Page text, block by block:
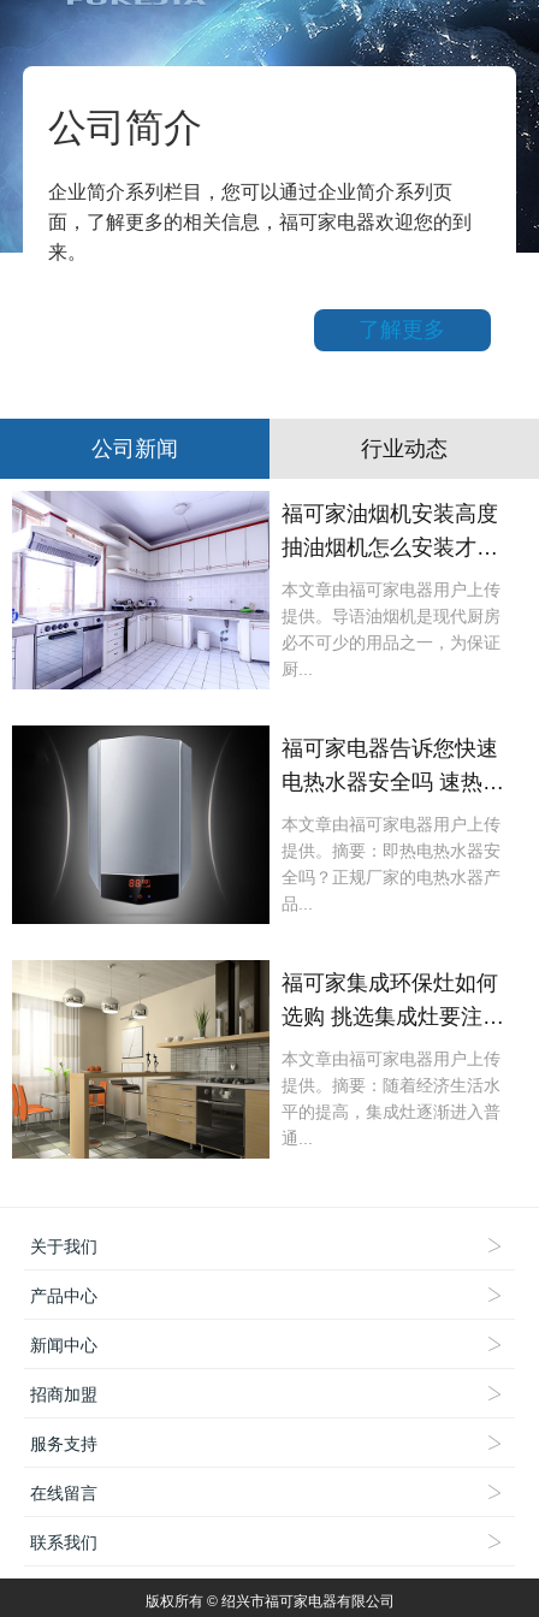
公司简介
企业简介系列栏目，您可以通过企业简介系列页
面，了解更多的相关信息，福可家电器欢迎您的到
来。
了解更多
公司新闻 行业动态
福可家油烟机安装高度
抽油烟机怎么安装才更
实用呢?
本文章由福可家电器用户上传
提供。导语油烟机是现代厨房
必不可少的用品之一，为保证
厨...
福可家电器告诉您快速
电热水器安全吗 速热式
电热水器安全吗
本文章由福可家电器用户上传
提供。摘要：即热电热水器安
全吗？正规厂家的电热水器产
品...
福可家集成环保灶如何
选购 挑选集成灶要注意
什么
本文章由福可家电器用户上传
提供。摘要：随着经济生活水
平的提高，集成灶逐渐进入普
通...
关于我们
产品中心
新闻中心
招商加盟
服务支持
在线留言
联系我们
版权所有 © 绍兴市福可家电器有限公司